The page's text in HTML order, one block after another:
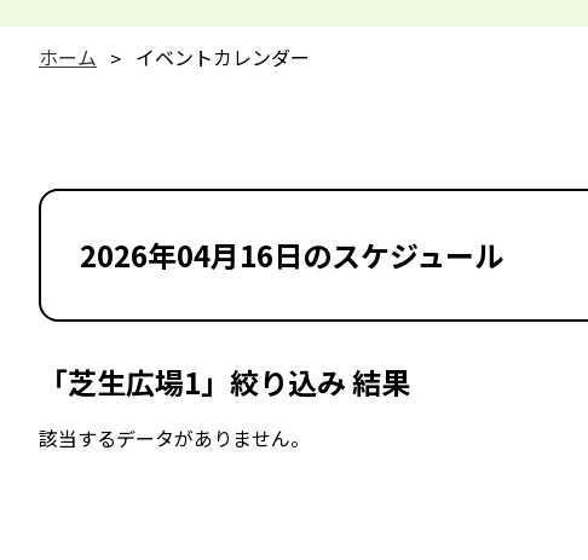
ホーム イベントカレンダー
2026年04月16日のスケジュール
「芝生広場1」絞り込み 結果
該当するデータがありません。